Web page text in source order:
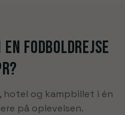
fodboldrejse
?
hotel og kampbillet i én
på oplevelsen.